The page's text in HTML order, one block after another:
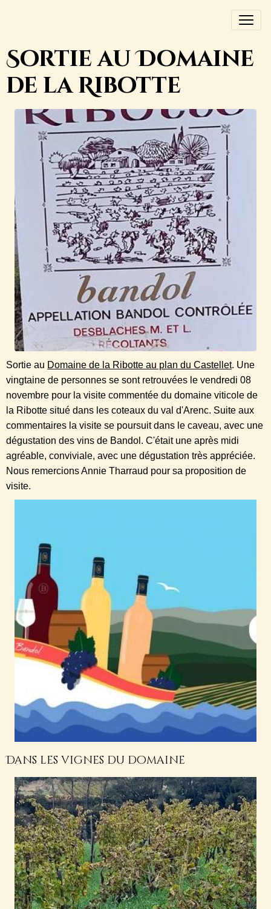
Sortie au Domaine
de la Ribotte
Sortie au Domaine de la Ribotte au plan du Castellet. Une
vingtaine de personnes se sont retrouvées le vendredi 08
novembre pour la visite commentée du domaine viticole de
la Ribotte situé dans les coteaux du val d'Arenc. Suite aux
commentaires la visite se poursuit dans le caveau, avec une
dégustation des vins de Bandol. C'était une après midi
agréable, conviviale, avec une dégustation très appréciée.
Nous remercions Annie Tharraud pour sa proposition de
visite.
Dans les vignes du domaine